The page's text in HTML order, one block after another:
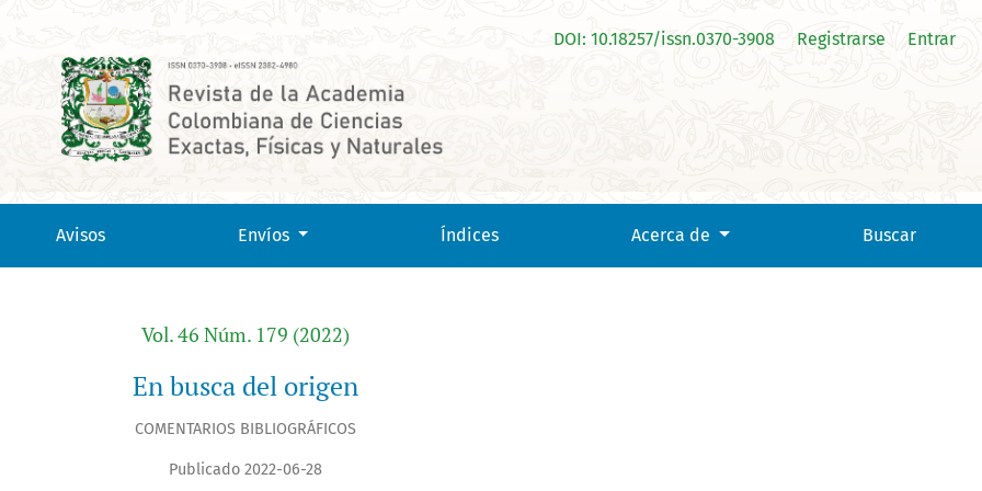
Avisos Envíos Índices Acerca de Buscar
DOI: 10.18257/issn.0370-3908 Registrarse Entrar
Vol. 46 Núm. 179 (2022)
En busca del origen
COMENTARIOS BIBLIOGRÁFICOS
Publicado 2022-06-28